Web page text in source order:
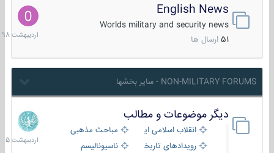
English News
Worlds military and security news
51 ارسال ها
10
1398
NON-MILITARY FORUMS - سایر بخشها
دیگر موضوعات و مطالب
انقلاب اسلامی ایران
مباحث مذهبی
رویدادهای تاریخی و مذهبیناسیونالیسم
8
1405